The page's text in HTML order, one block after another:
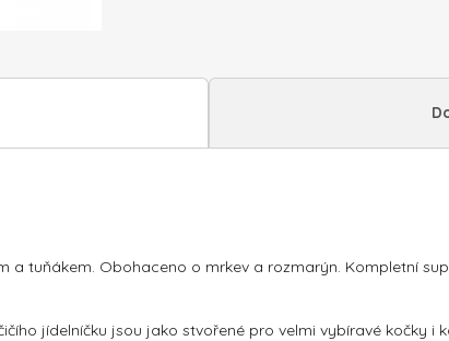
a tuňákem. Obohaceno o mrkev a rozmarýn. Kompletní
jídelníčku jsou jako stvořené pro velmi vybíravé kočky i